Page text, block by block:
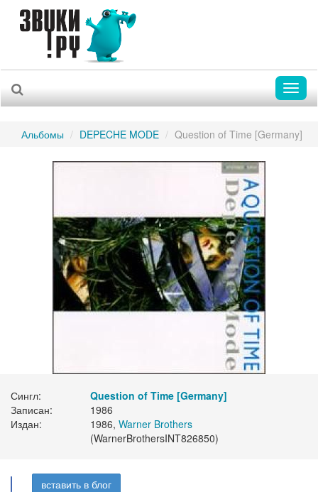
Альбомы DEPECHE MODE Question of Time [Germany]
Сингл:
Question of Time [Germany]
Записан:
1986
Издан:
1986, Warner Brothers
(WarnerBrothersINT826850)
вставить в блог